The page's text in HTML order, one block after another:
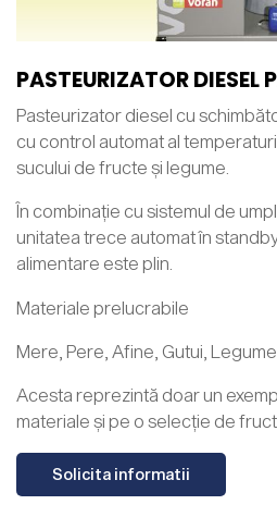
PASTEURIZATOR
Pasteurizator diesel cu
cu control automat al
sucului de fructe și legume.
În combinație cu sistemul de
unitatea trece automat în
alimentare este plin.
Materiale prelucrabile
Mere, Pere, Afine, Gutui, Legume.
Acesta reprezintă doar un
materiale și pe o selecție de
Solicita informatii